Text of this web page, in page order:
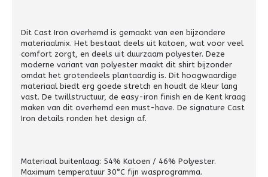
Dit Cast Iron overhemd is gemaakt van een bijzondere
materiaalmix. Het bestaat deels uit katoen, wat voor veel
comfort zorgt, en deels uit duurzaam polyester. Deze
moderne variant van polyester maakt dit shirt bijzonder
omdat het grotendeels plantaardig is. Dit hoogwaardige
materiaal biedt erg goede stretch en houdt de kleur lang
vast. De twillstructuur, de easy-iron finish en de Kent kraag
maken van dit overhemd een must-have. De signature Cast
Iron details ronden het design af.
Materiaal buitenlaag: 54% Katoen / 46% Polyester.
Maximum temperatuur 30°C fijn wasprogramma.